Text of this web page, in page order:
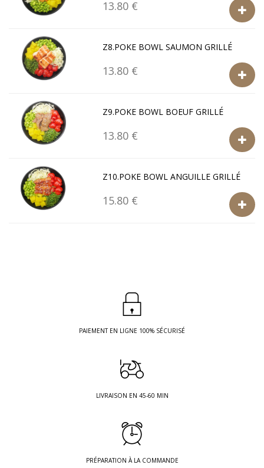
13.80 €
Z8.POKE BOWL SAUMON GRILLÉ
13.80 €
Z9.POKE BOWL BOEUF GRILLÉ
13.80 €
Z10.POKE BOWL ANGUILLE GRILLÉ
15.80 €
PAIEMENT EN LIGNE 100% SÉCURISÉ
LIVRAISON EN 45-60 MIN
PRÉPARATION À LA COMMANDE